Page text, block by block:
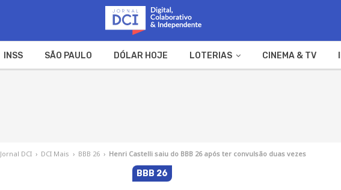
INSS SÃO PAULO DÓLAR HOJE LOTERIAS CINEMA & TV
Jornal DCI › DCI Mais › BBB 26 › Henri Castelli saiu do BBB 26 após ter convulsão duas vezes
BBB 26